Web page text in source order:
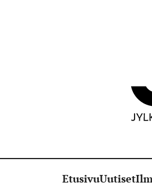
EtusivuUutiset